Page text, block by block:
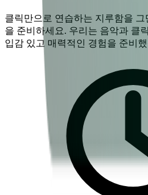
클릭만으로 연습하는 지루함을
을 준비하세요. 우리는 음악과 클
입감 있고 매력적인 경험을 준비